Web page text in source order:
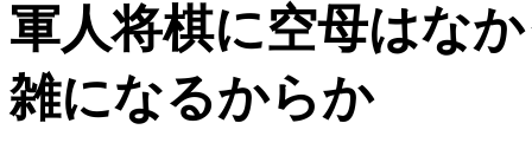
軍人将棋に空母はな
雑になるからか